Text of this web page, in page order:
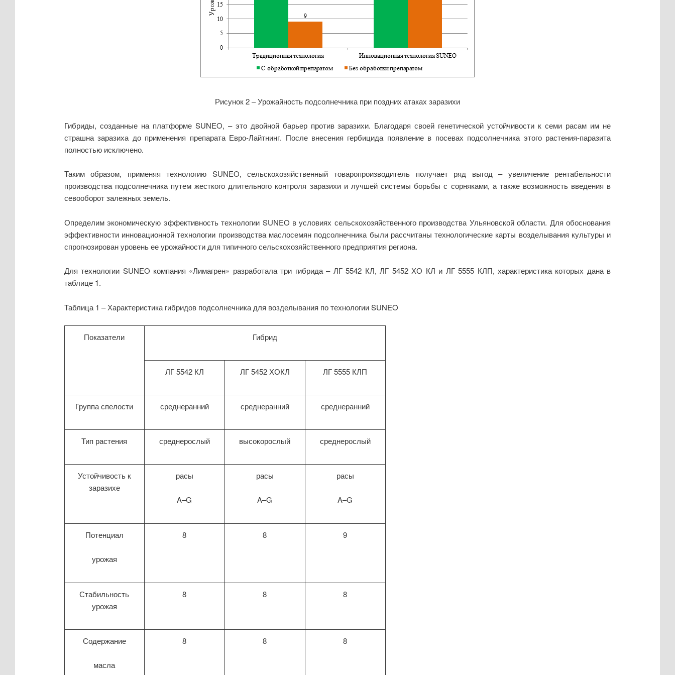
Рисунок 2 – Урожайность подсолнечника при поздних атаках заразихи
Гибриды, созданные на платформе SUNEO, – это двойной барьер против заразихи. Благодаря своей генетической устойчивости к семи расам им не
страшна заразиха до применения препарата Евро-Лайтнинг. После внесения гербицида появление в посевах подсолнечника этого растения-паразита
полностью исключено.
Таким образом, применяя технологию SUNEO, сельскохозяйственный товаропроизводитель получает ряд выгод – увеличение рентабельности
производства подсолнечника путем жесткого длительного контроля заразихи и лучшей системы борьбы с сорняками, а также возможность введения в
севооборот залежных земель.
Определим экономическую эффективность технологии SUNEO в условиях сельскохозяйственного производства Ульяновской области. Для обоснования
эффективности инновационной технологии производства маслосемян подсолнечника были рассчитаны технологические карты возделывания культуры и
спрогнозирован уровень ее урожайности для типичного сельскохозяйственного предприятия региона.
Для технологии SUNEO компания «Лимагрен» разработала три гибрида – ЛГ 5542 КЛ, ЛГ 5452 ХО КЛ и ЛГ 5555 КЛП, характеристика которых дана в
таблице 1.
Таблица 1 – Характеристика гибридов подсолнечника для возделывания по технологии SUNEO
Показатели Гибрид
ЛГ 5542 КЛ ЛГ 5452 ХОКЛ ЛГ 5555 КЛП
Группа спелости среднеранний среднеранний среднеранний
Тип растения среднерослый высокорослый среднерослый
Устойчивость к
заразихе
расы
A–G
расы
A–G
расы
A–G
Потенциал
урожая
8 8 9
Стабильность
урожая
8 8 8
Содержание
масла
8 8 8